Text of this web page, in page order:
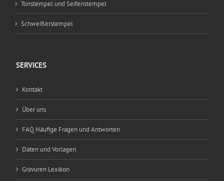
Tonstempel und Seifenstempel
Schweißerstempel
SERVICES
Kontakt
Über uns
FAQ Häufige Fragen und Antworten
Daten und Vorlagen
Gravuren Lexikon